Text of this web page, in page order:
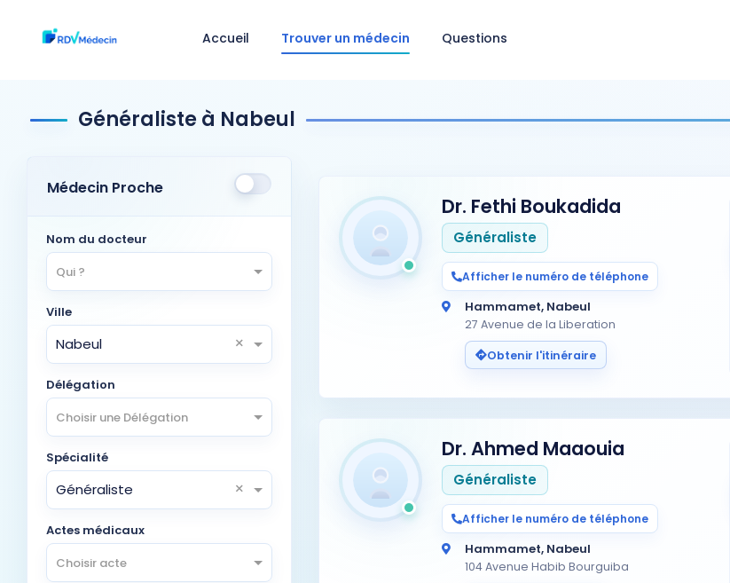
Accueil Trouver un médecin Questions
Généraliste à Nabeul
Médecin Proche
Nom du docteur
Qui ?
Ville
Nabeul ×
Délégation
Choisir une Délégation
Spécialité
Généraliste ×
Actes médicaux
Choisir acte
Dr. Fethi Boukadida
Généraliste
Afficher le numéro de téléphone
Hammamet, Nabeul
27 Avenue de la Liberation
Obtenir l'itinéraire
Dr. Ahmed Maaouia
Généraliste
Afficher le numéro de téléphone
Hammamet, Nabeul
104 Avenue Habib Bourguiba